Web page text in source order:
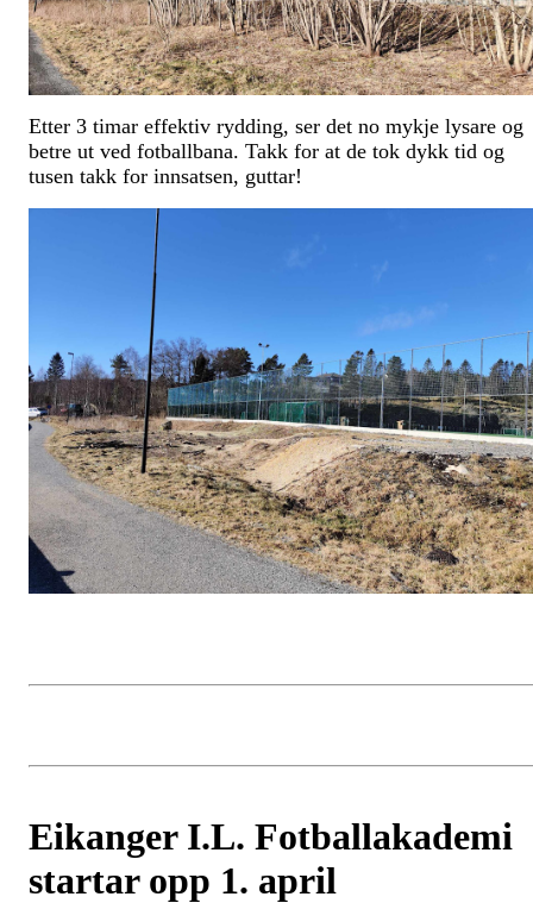
Etter 3 timar effektiv rydding, ser det no mykje lysare og
betre ut ved fotballbana. Takk for at de tok dykk tid og
tusen takk for innsatsen, guttar!
Eikanger I.L. Fotballakademi
startar opp 1. april